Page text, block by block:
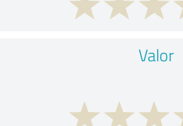
Valor